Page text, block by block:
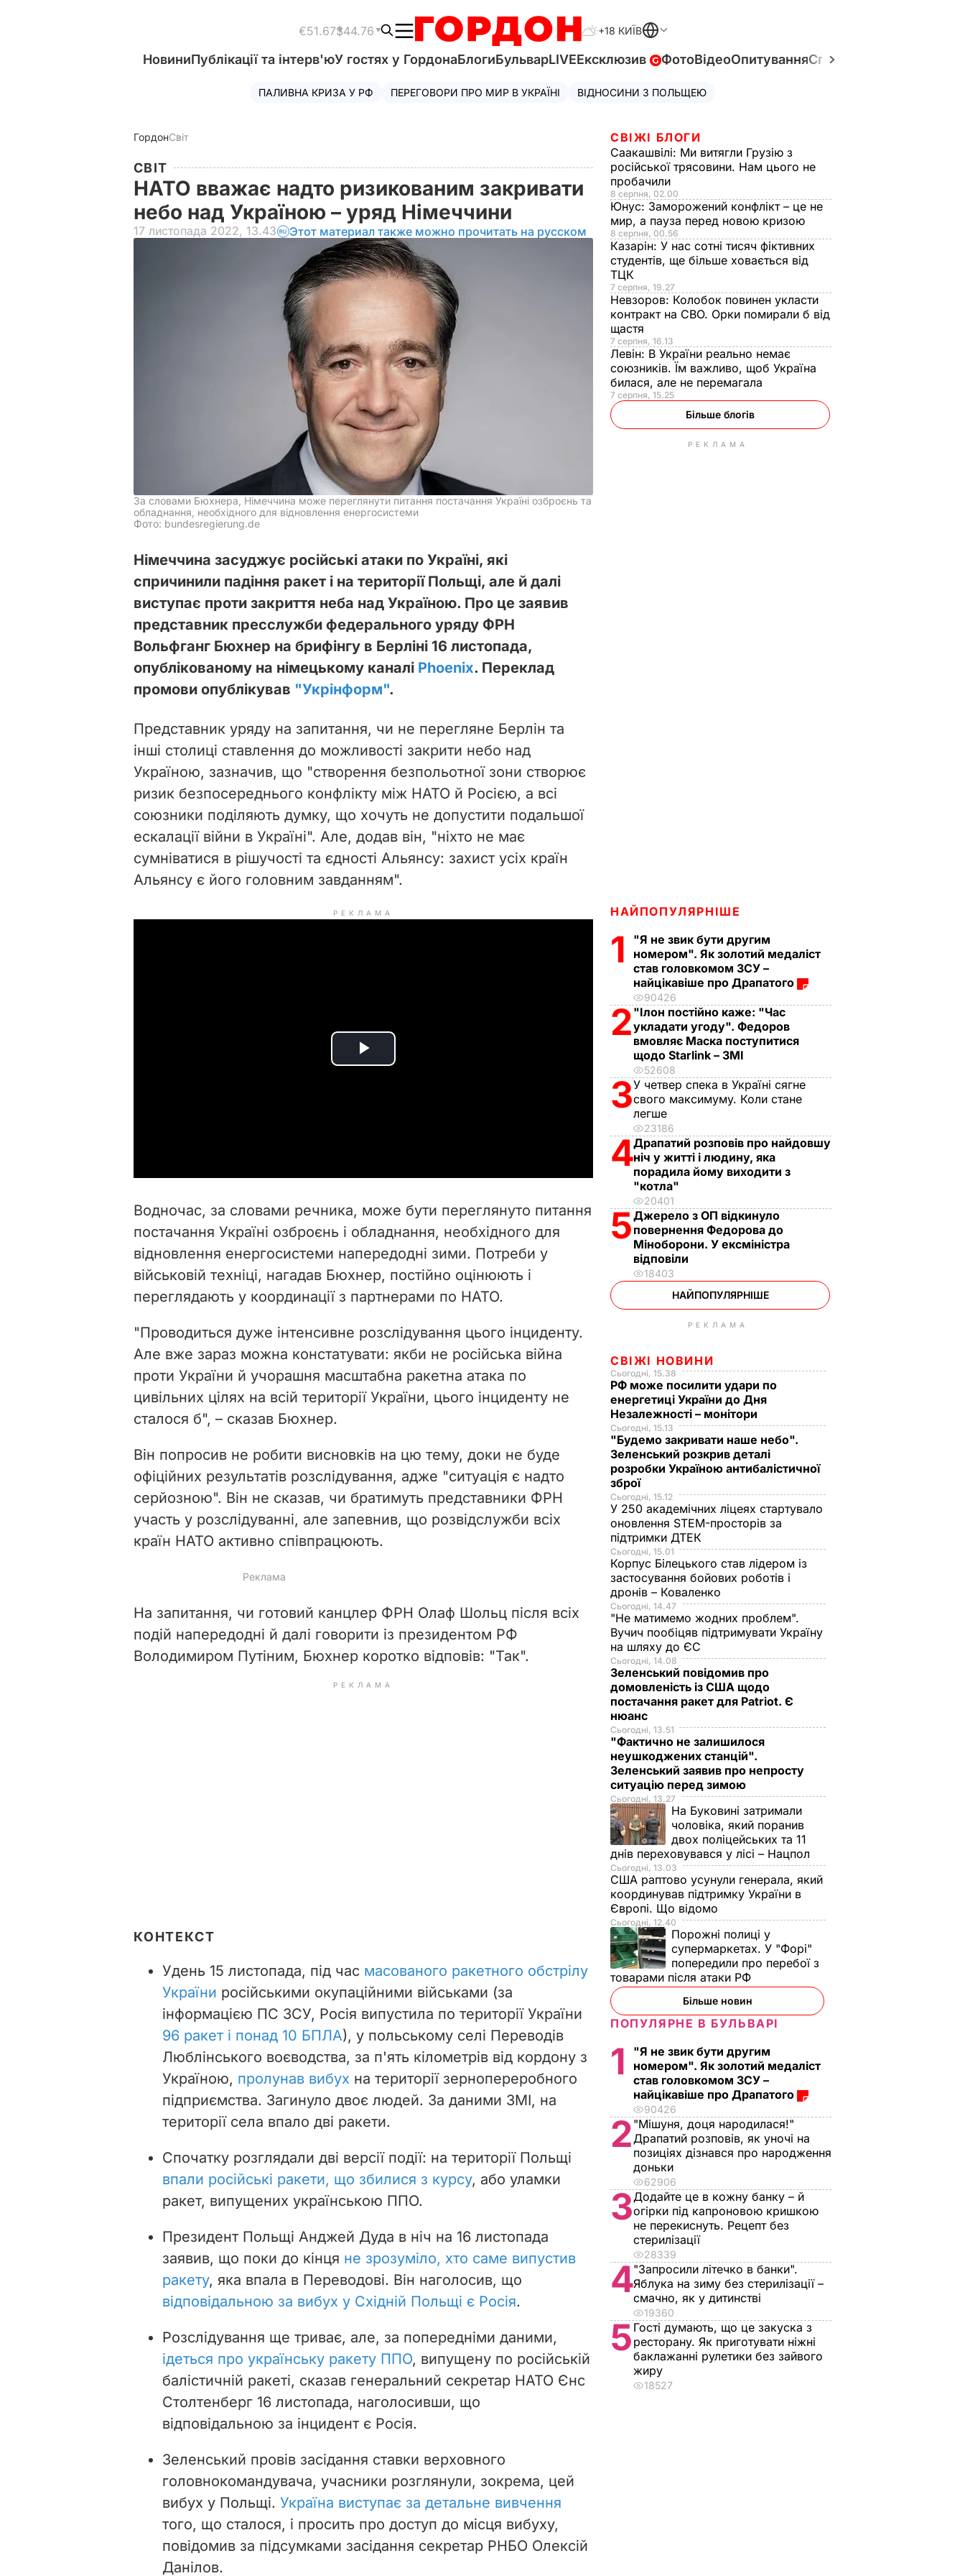
€51.67$44.76 +18 КИЇВ
НовиниПублікації та інтерв'юУ гостях у ГордонаБлогиБульварLIVEЕксклюзив ФотоВідеоОпитуванняСпецпроєкти
ПАЛИВНА КРИЗА У РФ ПЕРЕГОВОРИ ПРО МИР В УКРАЇНІ ВІДНОСИНИ З ПОЛЬЩЕЮ
ГордонСвіт
СВІТ
НАТО вважає надто ризикованим закривати
небо над Україною – уряд Німеччини
17 листопада 2022, 13.43 Этот материал также можно прочитать на русском
За словами Бюхнера, Німеччина може переглянути питання постачання Україні озброєнь та
обладнання, необхідного для відновлення енергосистеми
Фото: bundesregierung.de
Німеччина засуджує російські атаки по Україні, які
спричинили падіння ракет і на території Польщі, але й далі
виступає проти закриття неба над Україною. Про це заявив
представник пресслужби федерального уряду ФРН
Вольфганг Бюхнер на брифінгу в Берліні 16 листопада,
опублікованому на німецькому каналі Phoenix. Переклад
промови опублікував "Укрінформ".
Представник уряду на запитання, чи не перегляне Берлін та
інші столиці ставлення до можливості закрити небо над
Україною, зазначив, що "створення безпольотної зони створює
ризик безпосереднього конфлікту між НАТО й Росією, а всі
союзники поділяють думку, що хочуть не допустити подальшої
ескалації війни в Україні". Але, додав він, "ніхто не має
сумніватися в рішучості та єдності Альянсу: захист усіх країн
Альянсу є його головним завданням".
РЕКЛАМА
P
i
d
e
o
Водночас, за словами речника, може бути переглянуто питання
постачання Україні озброєнь і обладнання, необхідного для
відновлення енергосистеми напередодні зими. Потреби у
військовій техніці, нагадав Бюхнер, постійно оцінюють і
переглядають у координації з партнерами по НАТО.
"Проводиться дуже інтенсивне розслідування цього інциденту.
Але вже зараз можна констатувати: якби не російська війна
проти України й учорашня масштабна ракетна атака по
цивільних цілях на всій території України, цього інциденту не
сталося б", – сказав Бюхнер.
Він попросив не робити висновків на цю тему, доки не буде
офіційних результатів розслідування, адже "ситуація є надто
серйозною". Він не сказав, чи братимуть представники ФРН
участь у розслідуванні, але запевнив, що розвідслужби всіх
країн НАТО активно співпрацюють.
На запитання, чи готовий канцлер ФРН Олаф Шольц після всіх
подій напередодні й далі говорити із президентом РФ
Володимиром Путіним, Бюхнер коротко відповів: "Так".
РЕКЛАМА
КОНТЕКСТ
Удень 15 листопада, під час масованого ракетного обстрілу
України російськими окупаційними військами (за
інформацією ПС ЗСУ, Росія випустила по території України
96 ракет і понад 10 БПЛА), у польському селі Переводів
Люблінського воєводства, за п'ять кілометрів від кордону з
Україною, пролунав вибух на території зернопереробного
підприємства. Загинуло двоє людей. За даними ЗМІ, на
території села впало дві ракети.
Спочатку розглядали дві версії події: на території Польщі
впали російські ракети, що збилися з курсу, або уламки
ракет, випущених українською ППО.
Президент Польщі Анджей Дуда в ніч на 16 листопада
заявив, що поки до кінця не зрозуміло, хто саме випустив
ракету, яка впала в Переводові. Він наголосив, що
відповідальною за вибух у Східній Польщі є Росія.
Розслідування ще триває, але, за попередніми даними,
ідеться про українську ракету ППО, випущену по російській
балістичній ракеті, сказав генеральний секретар НАТО Єнс
Столтенберг 16 листопада, наголосивши, що
відповідальною за інцидент є Росія.
Зеленський провів засідання ставки верховного
головнокомандувача, учасники розглянули, зокрема, цей
вибух у Польщі. Україна виступає за детальне вивчення
того, що сталося, і просить про доступ до місця вибуху,
повідомив за підсумками засідання секретар РНБО Олексій
Данілов.
СВІЖІ БЛОГИ
Саакашвілі: Ми витягли Грузію з
російської трясовини. Нам цього не
пробачили
8 серпня, 02.00
Юнус: Заморожений конфлікт – це не
мир, а пауза перед новою кризою
8 серпня, 00.56
Казарін: У нас сотні тисяч фіктивних
студентів, ще більше ховається від
ТЦК
7 серпня, 19.27
Невзоров: Колобок повинен укласти
контракт на СВО. Орки помирали б від
щастя
7 серпня, 16.13
Левін: В України реально немає
союзників. Їм важливо, щоб Україна
билася, але не перемагала
7 серпня, 15.25
Більше блогів
РЕКЛАМА
НАЙПОПУЛЯРНІШЕ
1
"Я не звик бути другим
номером". Як золотий медаліст
став головкомом ЗСУ –
найцікавіше про Драпатого
90426
2 "Ілон постійно каже: "Час
укладати угоду". Федоров
вмовляє Маска поступитися
щодо Starlink – ЗМІ
52608
3У четвер спека в Україні сягне
свого максимуму. Коли стане
легше
23186
4Драпатий розповів про найдовшу
ніч у житті і людину, яка
порадила йому виходити з
"котла"
20401
5Джерело з ОП відкинуло
повернення Федорова до
Міноборони. У ексміністра
відповіли
18403
НАЙПОПУЛЯРНІШЕ
РЕКЛАМА
СВІЖІ НОВИНИ
Сьогодні, 15.38
РФ може посилити удари по
енергетиці України до Дня
Незалежності – монітори
Сьогодні, 15.13
"Будемо закривати наше небо".
Зеленський розкрив деталі
розробки Україною антибалістичної
зброї
Сьогодні, 15.12
У 250 академічних ліцеях стартувало
оновлення STEM-просторів за
підтримки ДТЕК​
Сьогодні, 15.01
Корпус Білецького став лідером із
застосування бойових роботів і
дронів – Коваленко
Сьогодні, 14.47
"Не матимемо жодних проблем".
Вучич пообіцяв підтримувати Україну
на шляху до ЄС
Сьогодні, 14.08
Зеленський повідомив про
домовленість із США щодо
постачання ракет для Patriot. Є
нюанс
Сьогодні, 13.51
"Фактично не залишилося
неушкоджених станцій".
Зеленський заявив про непросту
ситуацію перед зимою
Сьогодні, 13.27
На Буковині затримали
чоловіка, який поранив
двох поліцейських та 11
днів переховувався у лісі – Нацпол
Сьогодні, 13.03
США раптово усунули генерала, який
координував підтримку України в
Європі. Що відомо
Сьогодні, 12.40
Порожні полиці у
супермаркетах. У "Форі"
попередили про перебої з
товарами після атаки РФ
Більше новин
ПОПУЛЯРНЕ В БУЛЬВАРІ
1
"Я не звик бути другим
номером". Як золотий медаліст
став головкомом ЗСУ –
найцікавіше про Драпатого
90426
2 "Мішуня, доця народилася!"
Драпатий розповів, як уночі на
позиціях дізнався про народження
доньки
62906
3Додайте це в кожну банку – й
огірки під капроновою кришкою
не перекиснуть. Рецепт без
стерилізації
28339
4"Запросили літечко в банки".
Яблука на зиму без стерилізації –
смачно, як у дитинстві
19360
5 Гості думають, що це закуска з
ресторану. Як приготувати ніжні
баклажанні рулетики без зайвого
жиру
18527